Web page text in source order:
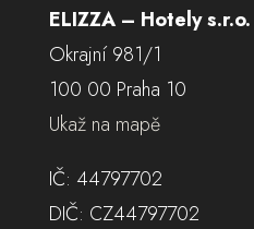
ELIZZA – Hotely s.r.o.
Okrajní 981/1
100 00 Praha 10
Ukaž na mapě
IČ: 44797702
DIČ: CZ44797702